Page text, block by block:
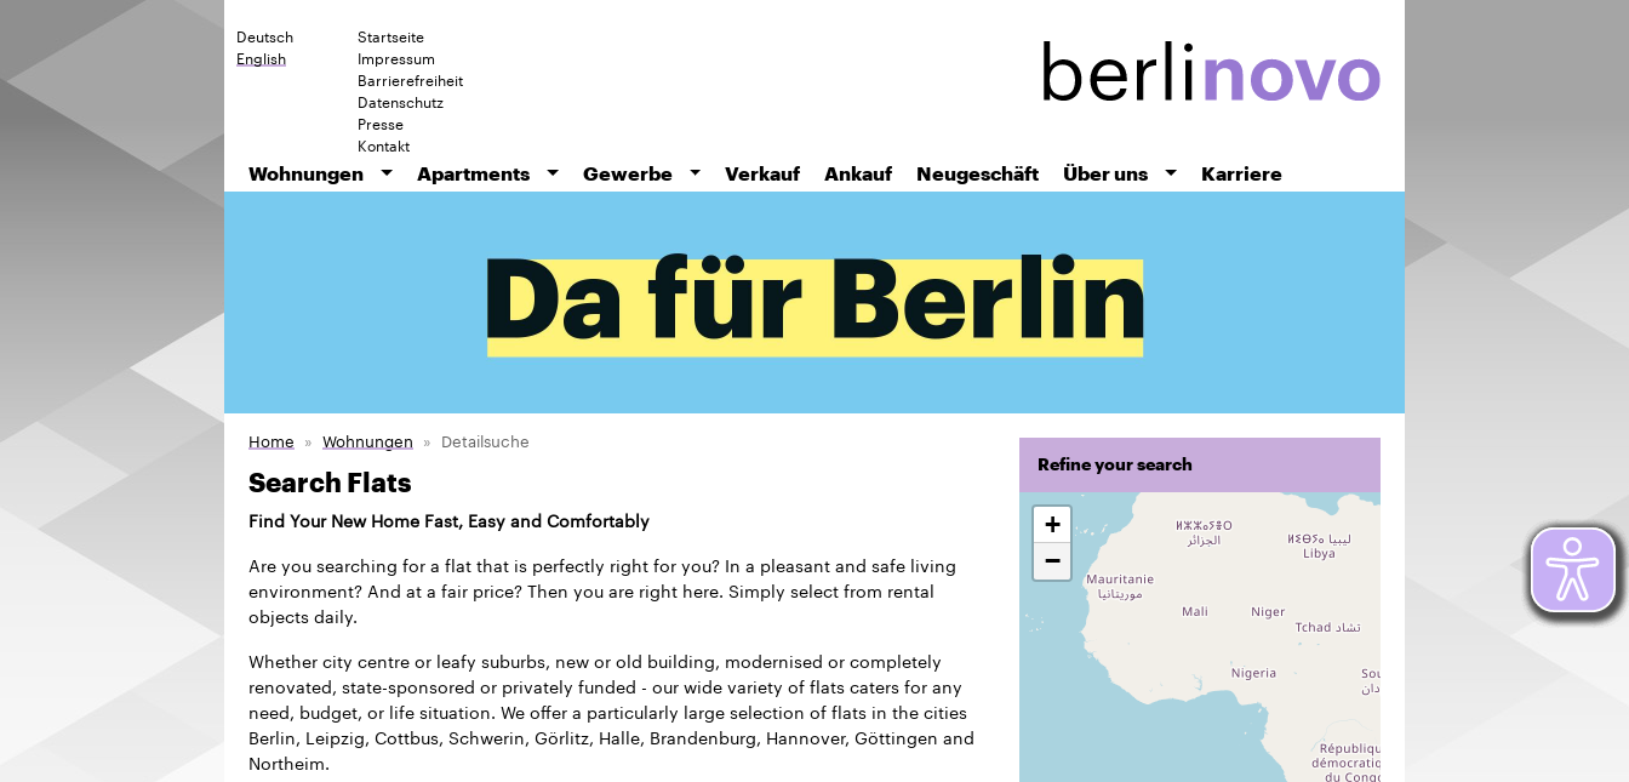
Deutsch
English
Startseite
Impressum
Barrierefreiheit
Datenschutz
Presse
Kontakt
Wohnungen
Apartments Gewerbe Verkauf Ankauf Neugeschäft Über uns Karriere
Refine your search
+
−
Home Wohnungen Detailsuche
Search Flats
Find Your New Home Fast, Easy and Comfortably
Are you searching for a flat that is perfectly right for you? In a pleasant and safe living
environment? And at a fair price? Then you are right here. Simply select from rental
objects daily.
Whether city centre or leafy suburbs, new or old building, modernised or completely
renovated, state-sponsored or privately funded - our wide variety of flats caters for any
need, budget, or life situation. We offer a particularly large selection of flats in the cities
Berlin, Leipzig, Cottbus, Schwerin, Görlitz, Halle, Brandenburg, Hannover, Göttingen and
Northeim.